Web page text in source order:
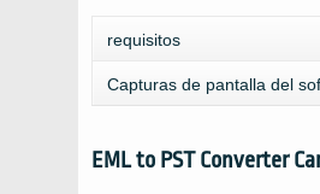
requisitos
Capturas de pantalla del
EML to PST Converter